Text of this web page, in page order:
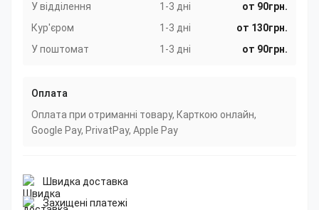
У відділення
1-3 дні
от 90грн.
Кур'єром
1-3 дні
от 130грн.
У поштомат
1-3 дні от 90грн.
Оплата
Оплата при отриманні товару, Карткою онлайн,
Google Pay, PrivatPay, Apple Pay
Швидка доставка
Захищені платежі